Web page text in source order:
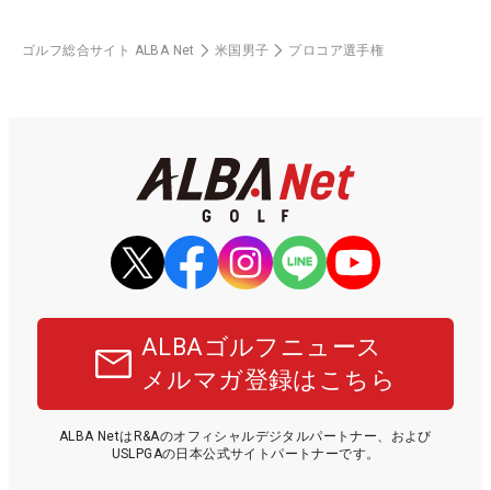
ゴルフ総合サイト ALBA Net 米国男子 プロコア選手権
ALBAゴルフニュース
メルマガ登録はこちら
ALBA NetはR&Aのオフィシャルデジタルパートナー、および
USLPGAの日本公式サイトパートナーです。